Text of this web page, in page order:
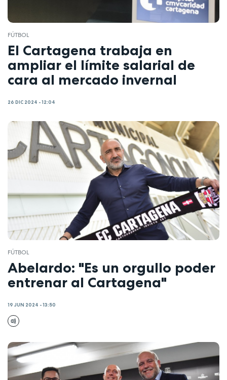
FÚTBOL
El Cartagena trabaja en
ampliar el límite salarial de
cara al mercado invernal
26 DIC 2024 - 12:04
FÚTBOL
Abelardo: "Es un orgullo poder
entrenar al Cartagena"
19 JUN 2024 - 13:50